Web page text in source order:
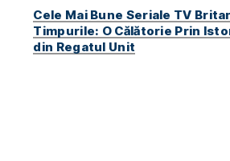
Cele Mai Bune Seriale TV
Timpurile: O Călătorie Prin
din Regatul Unit